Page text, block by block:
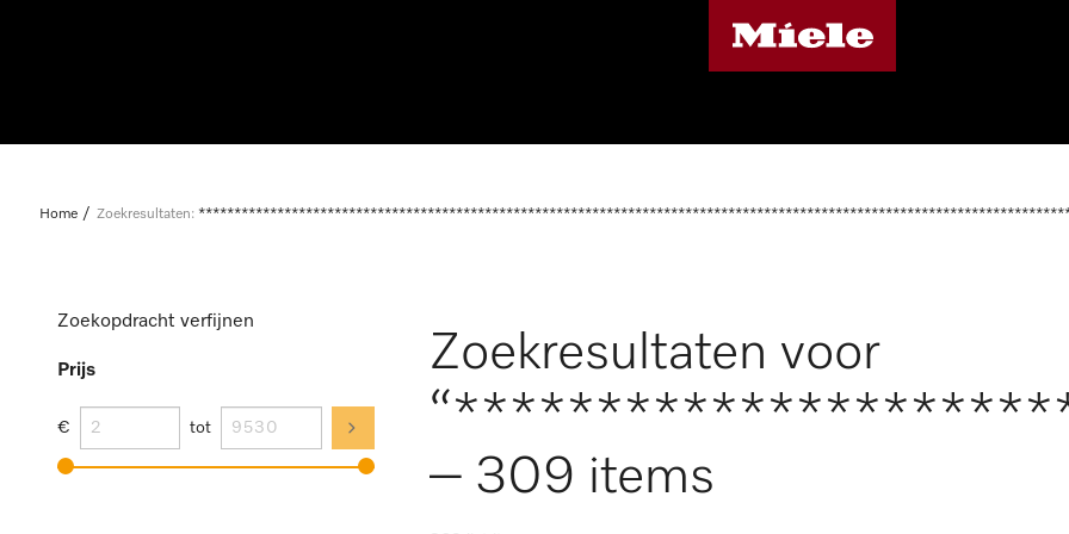
Home Zoekresultaten:
Zoekopdracht verfijnen
Prijs
€ tot
Zoekresultaten voor
– 309 items